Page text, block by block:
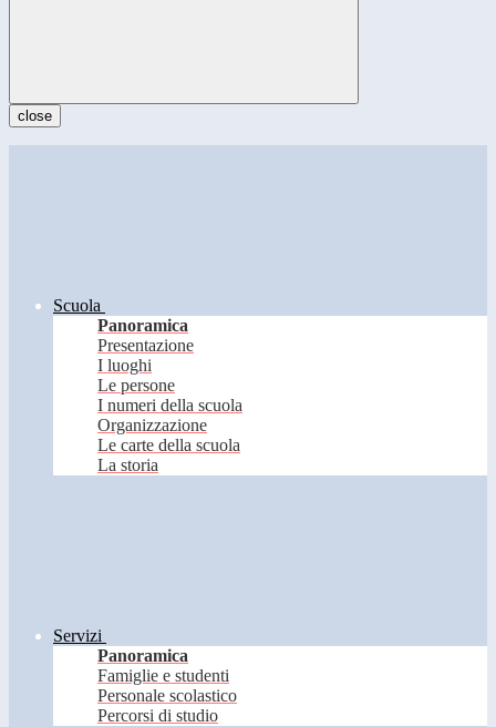
close
Scuola
Panoramica
Presentazione
I luoghi
Le persone
I numeri della scuola
Organizzazione
Le carte della scuola
La storia
Servizi
Panoramica
Famiglie e studenti
Personale scolastico
Percorsi di studio